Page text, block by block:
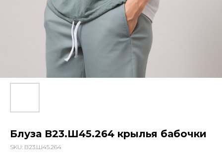
Блуза В23.Ш45.264 крылья бабочки
SKU: В23.Ш45.264